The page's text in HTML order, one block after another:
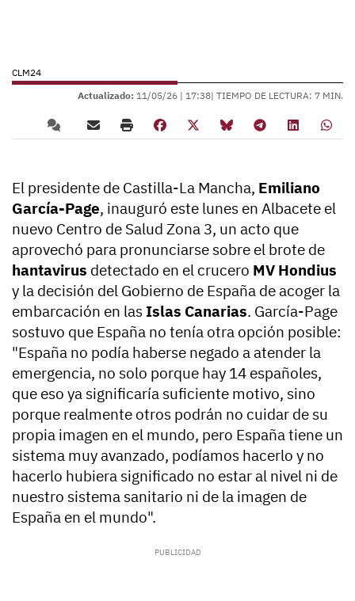
CLM24
Actualizado: 11/05/26 | 17:38| TIEMPO DE LECTURA: 7 MIN.
El presidente de Castilla-La Mancha, Emiliano
García-Page, inauguró este lunes en Albacete el
nuevo Centro de Salud Zona 3, un acto que
aprovechó para pronunciarse sobre el brote de
hantavirus detectado en el crucero MV Hondius
y la decisión del Gobierno de España de acoger la
embarcación en las Islas Canarias. García-Page
sostuvo que España no tenía otra opción posible:
"España no podía haberse negado a atender la
emergencia, no solo porque hay 14 españoles,
que eso ya significaría suficiente motivo, sino
porque realmente otros podrán no cuidar de su
propia imagen en el mundo, pero España tiene un
sistema muy avanzado, podíamos hacerlo y no
hacerlo hubiera significado no estar al nivel ni de
nuestro sistema sanitario ni de la imagen de
España en el mundo".